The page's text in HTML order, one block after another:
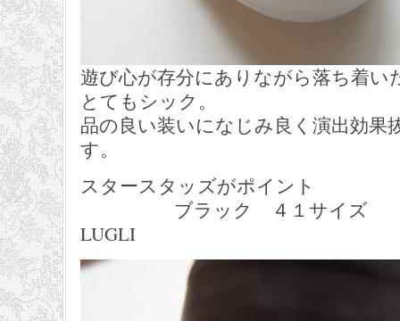
遊び心が存分にありながら落ち着い
とてもシック。
品の良い装いになじみ良く演出効果
す。
スタースタッズがポイント
ブラック ４１サイズ
LUGLI